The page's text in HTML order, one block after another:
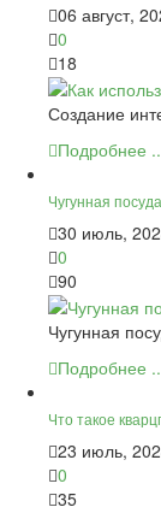
06 август,
0
18
Создание
Подробнее
Чугунная
30 июль,
0
90
Чугунная
Подробнее
Что такое
23 июль,
0
35